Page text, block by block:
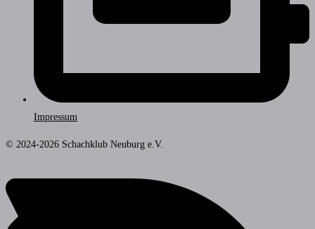
Impressum
© 2024-2026 Schachklub Neuburg e.V.